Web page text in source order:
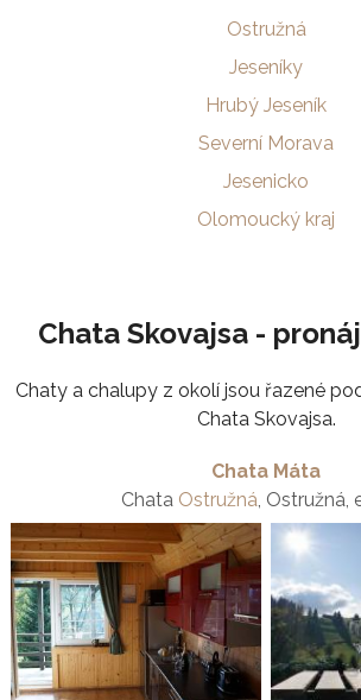
Ostružná
Jeseníky
Hrubý Jeseník
Severní Morava
Jesenicko
Olomoucký kraj
Chata Skovajsa -
Chaty a chalupy z okolí jsou řazené
Chata Skovajsa.
Chata Máta
Chata Ostružná, Ostružná,